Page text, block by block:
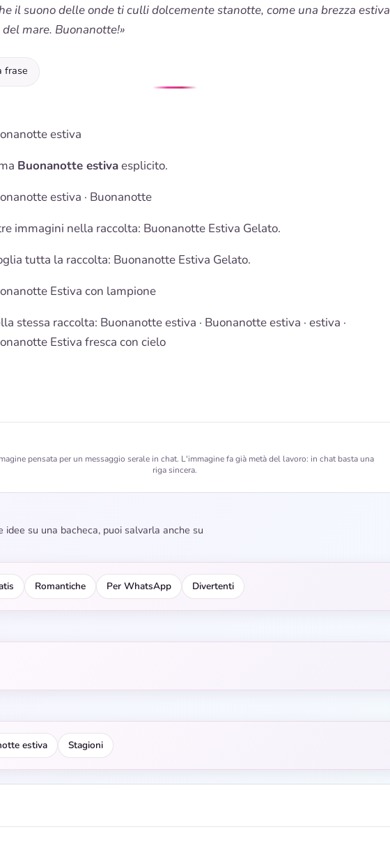
il suono delle onde ti culli dolcemente stanotte, come una brezza estiva
mare. Buonanotte!»
frase
estiva
Buonanotte estivaesplicito.
estiva · Buonanotte
immagini nella raccolta: Buonanotte Estiva Gelato.
tutta la raccolta: Buonanotte Estiva Gelato.
Estiva con lampione
stessa raccolta: Buonanotte estiva · Buonanotte estiva · estiva ·
Estiva fresca con cielo
pensata per un messaggio serale in chat. L'immagine fa già metà del lavoro: in chat basta una
riga sincera.
su una bacheca, puoi salvarla anche su
Romantiche Per WhatsApp Divertenti
estiva Stagioni